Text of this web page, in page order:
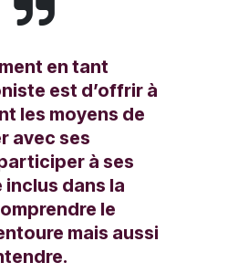
en tant
est d’offrir à
les moyens de
avec ses
à ses
dans la
le
mais aussi